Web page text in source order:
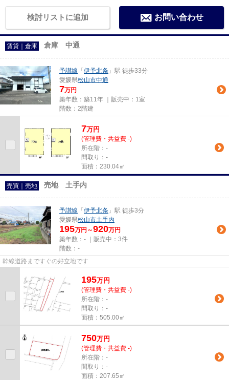
検討リストに追加 お問い合わせ
賃貸｜倉庫 倉庫 中通
予讃線 「 伊予北条 」駅 徒歩33分
愛媛県松山市中通
7万円
築年数：築11年 ｜販売中： 1室
階数：2階建
7万円
(管理費・共益費 -)
所在階：-
間取り：-
面積：230.04㎡
売買｜売地 売地 土手内
予讃線 「 伊予北条 」駅 徒歩3分
愛媛県松山市土手内
195万円～920万円
築年数：- ｜販売中： 3件
階数：-
幹線道路まですぐの好立地です
195万円
(管理費・共益費 -)
所在階：-
間取り：-
面積：505.00㎡
750万円
(管理費・共益費 -)
所在階：-
間取り：-
面積：207.65㎡